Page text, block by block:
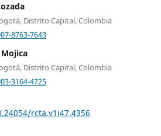
Distrito Capital, Colombia
8763-7643
Mojica
Distrito Capital, Colombia
3164-4725
rcta.v1i47.4356